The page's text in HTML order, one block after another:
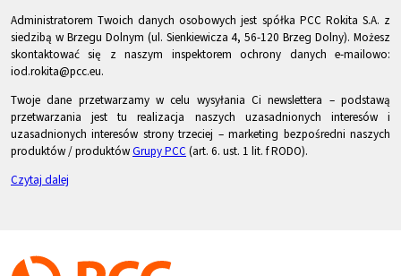
Administratorem Twoich danych osobowych jest spółka PCC Rokita S.A. z
siedzibą w Brzegu Dolnym (ul. Sienkiewicza 4, 56-120 Brzeg Dolny). Możesz
skontaktować się z naszym inspektorem ochrony danych e-mailowo:
iod.rokita@pcc.eu.
Twoje dane przetwarzamy w celu wysyłania Ci newslettera – podstawą
przetwarzania jest tu realizacja naszych uzasadnionych interesów i
uzasadnionych interesów strony trzeciej – marketing bezpośredni naszych
produktów / produktówGrupy PCC (art. 6. ust. 1 lit. f RODO).
Czytaj dalej